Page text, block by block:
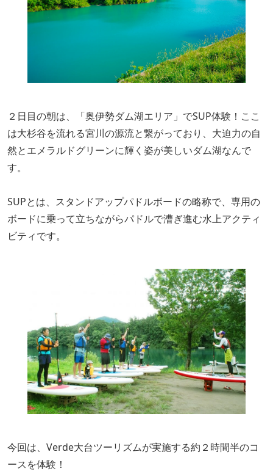
２日目の朝は、「奥伊勢ダム湖エリア」でSUP体験！ここ
は大杉谷を流れる宮川の源流と繋がっており、大迫力の自
然とエメラルドグリーンに輝く姿が美しいダム湖なんで
す。
SUPとは、スタンドアップパドルボードの略称で、専用の
ボードに乗って立ちながらパドルで漕ぎ進む水上アクティ
ビティです。
今回は、Verde大台ツーリズムが実施する約２時間半のコ
ースを体験！